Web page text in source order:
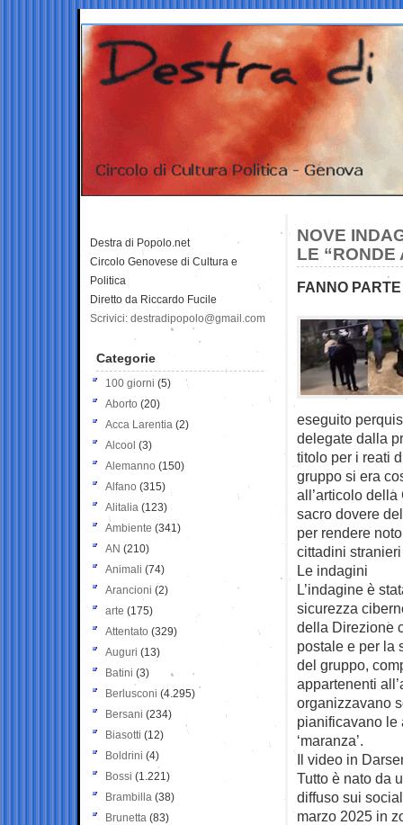
NOVE
LE “RONDE
FANNO
eseguito
delegate dalla
titolo per i reati
gruppo si era
all’articolo
sacro dovere
per rendere
cittadini
Le indagini
L’indagine è
sicurezza
della Direzione
postale e per la
del gruppo,
appartenenti
organizzavano
pianificavano le
‘maranza’.
Il video in
Tutto è nato da
diffuso sui
marzo 2025 in
Destra di Popolo.net
Circolo Genovese di Cultura e
Politica
Diretto da Riccardo Fucile
Scrivici: destradipopolo@gmail.com
Categorie
100 giorni (5)
Aborto (20)
Acca Larentia (2)
Alcool (3)
Alemanno (150)
Alfano (315)
Alitalia (123)
Ambiente (341)
AN (210)
Animali (74)
Arancioni (2)
arte (175)
Attentato (329)
Auguri (13)
Batini (3)
Berlusconi (4.295)
Bersani (234)
Biasotti (12)
Boldrini (4)
Bossi (1.221)
Brambilla (38)
Brunetta (83)